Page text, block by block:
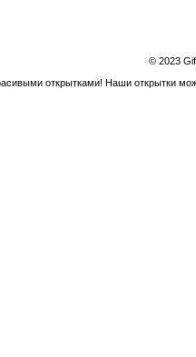
© 2023
открытками! Наши открытки